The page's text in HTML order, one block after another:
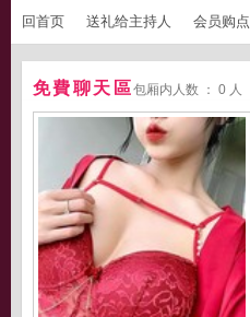
回首页 送礼给主持人 会员购点
免費聊天區包厢内人数 ： 0 人